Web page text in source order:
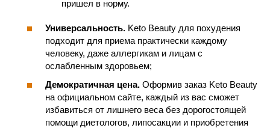
Универсальность. Keto Beauty для похудения
подходит для приема практически каждому
человеку, даже аллергикам и лицам с
ослабленным здоровьем;
Демократичная цена. Оформив заказ Keto Beauty
на официальном сайте, каждый из вас сможет
избавиться от лишнего веса без дорогостоящей
помощи диетологов, липосакции и приобретения